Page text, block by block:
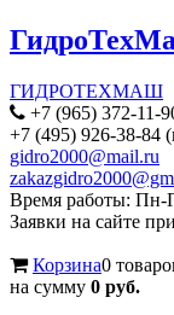
ГИДРОТЕХМАШ
+7 (965) 372-11-
+7 (495) 926-38-84
gidro2000@mail.ru
Время работы: Пн-
Заявки на сайте
Корзина0
на сумму 0 руб.